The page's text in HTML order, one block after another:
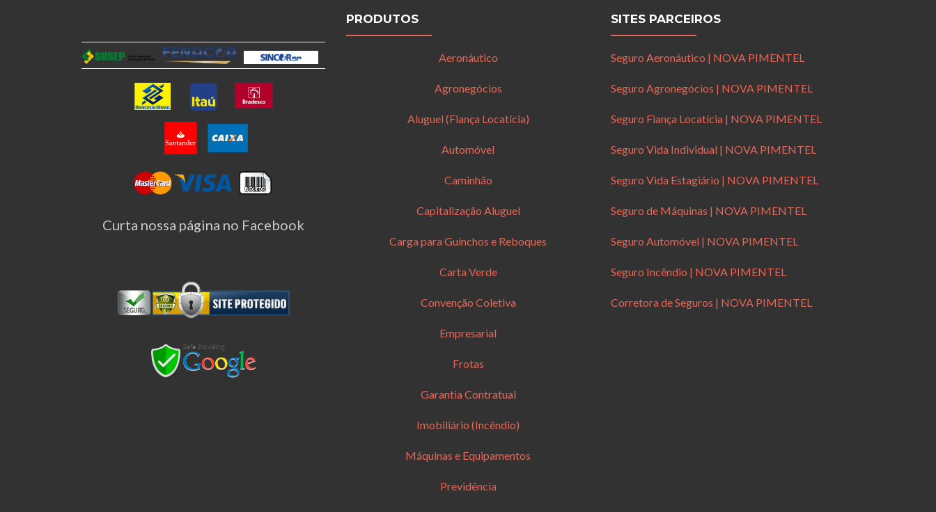
Curta nossa página no Facebook
PRODUTOS
Aeronáutico
Agronegócios
Aluguel (Fiança Locatícia)
Automóvel
Caminhão
Capitalização Aluguel
Carga para Guinchos e Reboques
Carta Verde
Convenção Coletiva
Empresarial
Frotas
Garantia Contratual
Imobiliário (Incêndio)
Máquinas e Equipamentos
Previdência
SITES PARCEIROS
Seguro Aeronáutico | NOVA PIMENTEL
Seguro Agronegócios | NOVA PIMENTEL
Seguro Fiança Locatícia | NOVA PIMENTEL
Seguro Vida Individual | NOVA PIMENTEL
Seguro Vida Estagiário | NOVA PIMENTEL
Seguro de Máquinas | NOVA PIMENTEL
Seguro Automóvel | NOVA PIMENTEL
Seguro Incêndio | NOVA PIMENTEL
Corretora de Seguros | NOVA PIMENTEL